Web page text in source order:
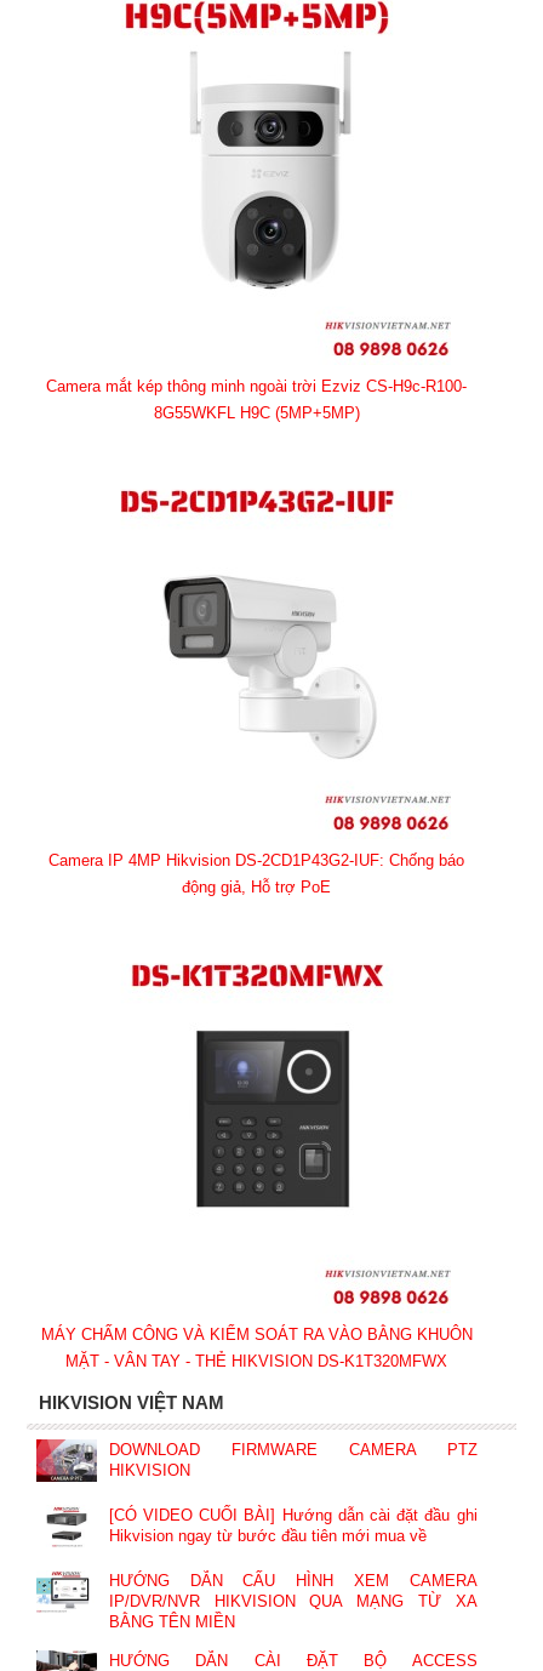
Camera mắt kép thông minh ngoài trời Ezviz CS-H9c-R100-
8G55WKFL H9C (5MP+5MP)
Camera IP 4MP Hikvision DS-2CD1P43G2-IUF: Chống báo
động giả, Hỗ trợ PoE
MÁY CHẤM CÔNG VÀ KIỂM SOÁT RA VÀO BẰNG KHUÔN
MẶT - VÂN TAY - THẺ HIKVISION DS-K1T320MFWX
HIKVISION VIỆT NAM
DOWNLOAD FIRMWARE CAMERA PTZ
HIKVISION
[CÓ VIDEO CUỐI BÀI] Hướng dẫn cài đặt đầu ghi
Hikvision ngay từ bước đầu tiên mới mua về
HƯỚNG DẪN CẤU HÌNH XEM CAMERA
IP/DVR/NVR HIKVISION QUA MẠNG TỪ XA
BẰNG TÊN MIỀN
HƯỚNG DẪN CÀI ĐẶT BỘ ACCESS